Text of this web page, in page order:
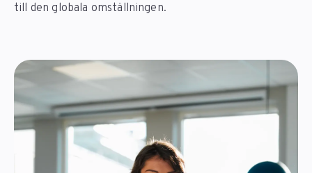
till den globala omställningen.